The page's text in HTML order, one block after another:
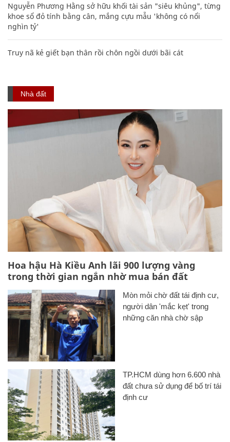
Nguyễn Phương Hằng sở hữu khối tài sản "siêu khủng", từng
khoe sổ đỏ tính bằng cân, mắng cựu mẫu 'không có nổi
nghìn tỷ'
Truy nã kẻ giết bạn thân rồi chôn ngồi dưới bãi cát
Nhà đất
Hoa hậu Hà Kiều Anh lãi 900 lượng vàng
trong thời gian ngắn nhờ mua bán đất
Mòn mỏi chờ đất tái định cư,
người dân 'mắc kẹt' trong
những căn nhà chờ sập
TP.HCM dùng hơn 6.600 nhà
đất chưa sử dụng để bố trí tái
định cư